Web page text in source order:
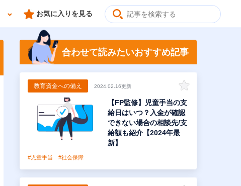
お気に入りを見る
合わせて読みたいおすすめ記事
教育資金への備え 2024.02.16更新
【FP監修】児童手当の支
給日はいつ？入金が確認
できない場合の相談先/支
給額も紹介【2024年最
新】
#児童手当 #社会保障